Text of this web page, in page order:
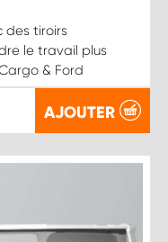
des tiroirs
le travail plus
& Ford
AJOUTER